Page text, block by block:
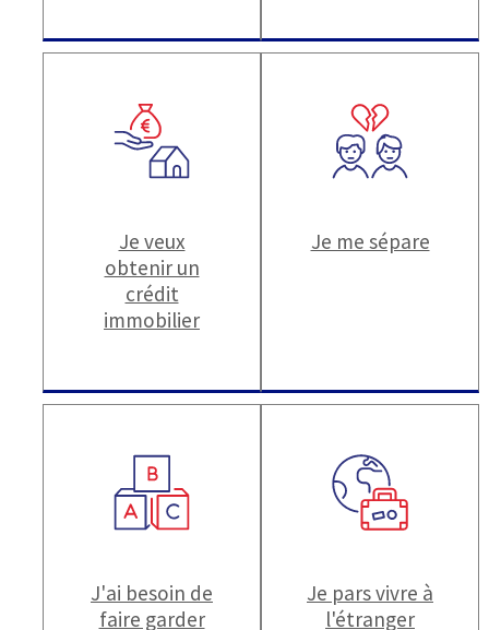
Je veux
obtenir un
crédit
immobilier
Je me sépare
J'ai besoin de
faire garder
Je pars vivre à
l'étranger